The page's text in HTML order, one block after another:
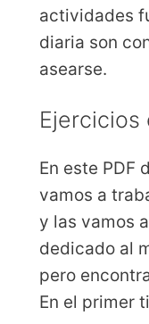
actividades
diaria son
asearse.
Ejercicios
En este PDF
vamos a
y las vamos
dedicado al
pero
En el primer